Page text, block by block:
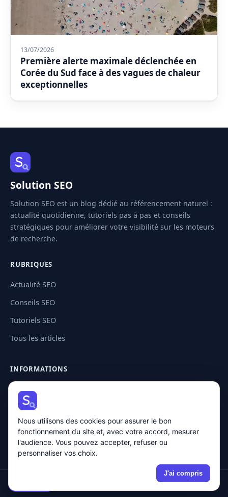
13/07/2026
Première alerte maximale déclenchée en
Corée du Sud face à des vagues de chaleur
exceptionnelles
Solution SEO
Solution SEO est un blog dédié au référencement naturel :
actualité quotidienne, tutoriels pas à pas et conseils
stratégiques pour améliorer votre visibilité sur les moteurs
de recherche.
RUBRIQUES
Actualité SEO
Conseils SEO
Tutoriels SEO
Tous les articles
INFORMATIONS
Plan de site
Mentions légales
Politique de confidentialité
© 2026 Solution SEO · Tous droits réservés
Nous utilisons des cookies pour assurer le bon
fonctionnement du site et, avec votre accord, mesurer
l'audience. Vous pouvez accepter, refuser ou
personnaliser vos choix.
J'ai compris